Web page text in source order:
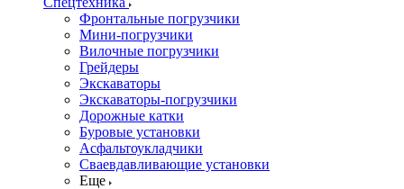
Фронтальные погрузчики
Мини-погрузчики
Вилочные погрузчики
Грейдеры
Экскаваторы
Экскаваторы-погрузчики
Дорожные катки
Буровые установки
Асфальтоукладчики
Сваевдавливающие установки
Еще